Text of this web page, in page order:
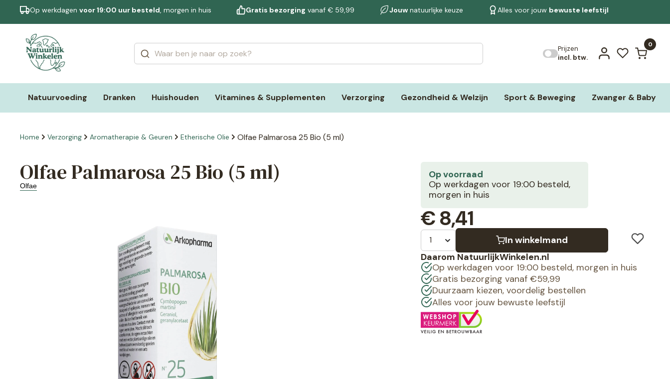
Op werkdagen voor 19:00 uur besteld, morgen in huis Gratis bezorging vanaf € 59,99 Jouwnatuurlijke keuze Alles voor jouw bewuste leefstijl
Prijzen
incl. btw.
0
Natuurvoeding Dranken Huishouden Vitamines & Supplementen Verzorging Gezondheid & Welzijn Sport & Beweging Zwanger & Baby
Bekijk alle resultaten
Home Verzorging Aromatherapie & Geuren Etherische Olie Olfae Palmarosa 25 Bio (5 ml)
Olfae Palmarosa 25 Bio (5 ml)
Olfae
Op voorraad
Op werkdagen voor 19:00 besteld,
morgen in huis
€8,41
In winkelmand
Daarom NatuurlijkWinkelen.nl
Op werkdagen voor 19:00 besteld, morgen in huis
Gratis bezorging vanaf €59,99
Duurzaam kiezen, voordelig bestellen
Alles voor jouw bewuste leefstijl